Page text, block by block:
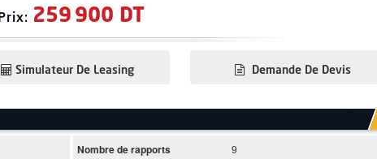
Prix: 259 900 DT
Demande De Devis
Simulateur De Leasing
Nombre de rapports 9